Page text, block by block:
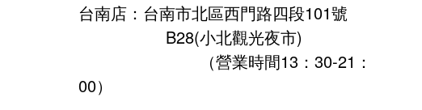
台南店：台南市北區西門路四段101號
B28(小北觀光夜市)
（營業時間13：30-21：
00）